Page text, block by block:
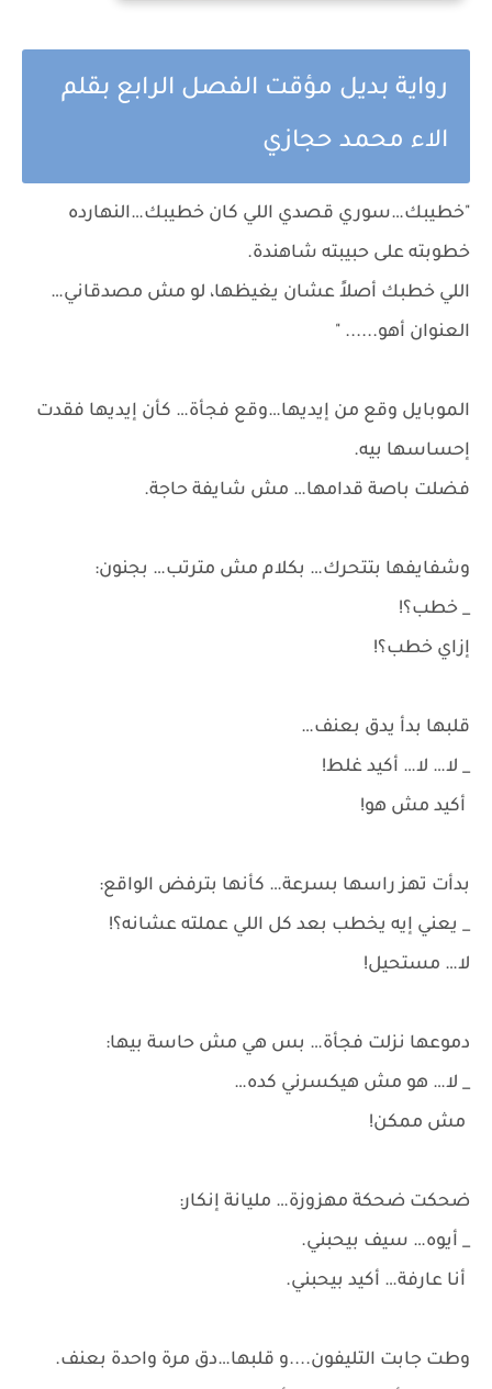
رواية بديل مؤقت الفصل الرابع بقلم
الاء محمد حجازي
"خطيبك…سوري قصدي اللي كان خطيبك…النهارده
خطوبته على حبيبته شاهندة.
اللي خطبك أصلاً عشان يغيظها، لو مش مصدقاني…
العنوان أهو...... "
الموبايل وقع من إيديها…وقع فجأة… كأن إيديها فقدت
إحساسها بيه.
فضلت باصة قدامها… مش شايفة حاجة.
وشفايفها بتتحرك… بكلام مش مترتب… بجنون:
_ خطب؟!
إزاي خطب؟!
قلبها بدأ يدق بعنف…
_ لا… لا… أكيد غلط!
أكيد مش هو!
بدأت تهز راسها بسرعة… كأنها بترفض الواقع:
_ يعني إيه يخطب بعد كل اللي عملته عشانه؟!
لا… مستحيل!
دموعها نزلت فجأة… بس هي مش حاسة بيها:
_ لا… هو مش هيكسرني كده…
مش ممكن!
ضحكت ضحكة مهزوزة… مليانة إنكار:
_ أيوه… سيف بيحبني.
أنا عارفة… أكيد بيحبني.
وطت جابت التليفون....و قلبها…دق مرة واحدة بعنف.